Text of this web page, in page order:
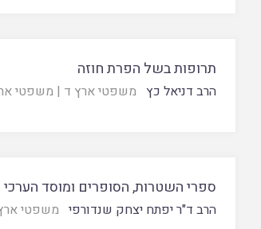
תרופות בשל הפרת חוזה
הרב דניאל כץ משפטי ארץ ד | משפטי
ספרי השטרות, הסופרים ומוסד הערכי
הרב ד"ר יפתח יצחק שנדורפי משפטי